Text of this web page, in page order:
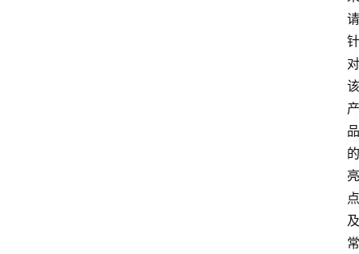
请
针
对
该
产
品
的
亮
点
及
常